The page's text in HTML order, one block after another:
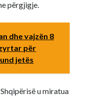
përgjigje.
dhe vajzën 8
për
jetës
u miratua